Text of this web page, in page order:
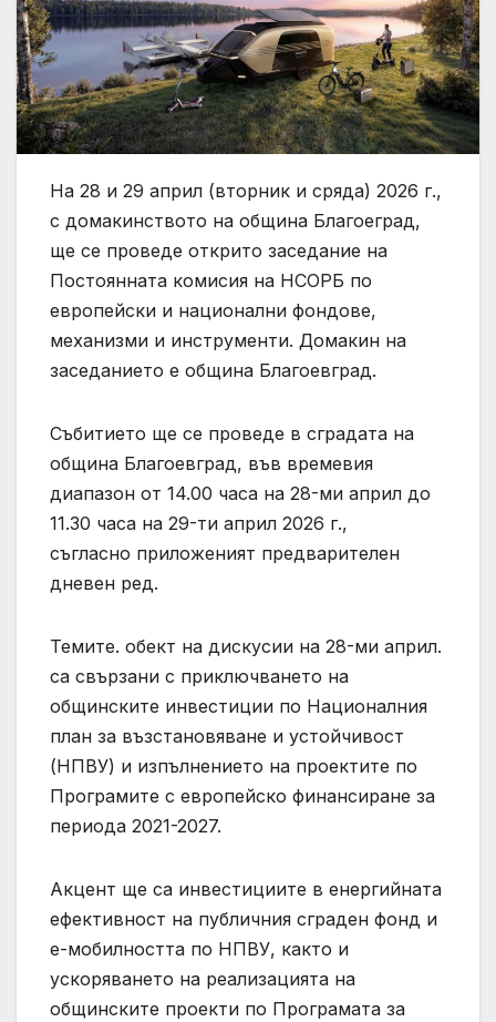
На 28 и 29 април (вторник и сряда) 2026 г.,
с домакинството на община Благоеград,
ще се проведе открито заседание на
Постоянната комисия на НСОРБ по
европейски и национални фондове,
механизми и инструменти. Домакин на
заседанието е община Благоевград.
Събитието ще се проведе в сградата на
община Благоевград, във времевия
диапазон от 14.00 часа на 28-ми април до
11.30 часа на 29-ти април 2026 г.,
съгласно приложеният предварителен
дневен ред.
Темите. обект на дискусии на 28-ми април.
са свързани с приключването на
общинските инвестиции по Националния
план за възстановяване и устойчивост
(НПВУ) и изпълнението на проектите по
Програмите с европейско финансиране за
периода 2021-2027.
Акцент ще са инвестициите в енергийната
ефективност на публичния сграден фонд и
е-мобилността по НПВУ, както и
ускоряването на реализацията на
общинските проекти по Програмата за